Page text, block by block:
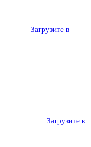
Загрузите в
Загрузите в